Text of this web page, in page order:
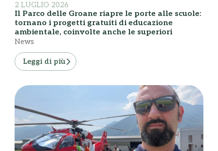
2 LUGLIO 2026
Il Parco delle Groane riapre le porte alle scuole:
tornano i progetti gratuiti di educazione
ambientale, coinvolte anche le superiori
News
Leggi di più